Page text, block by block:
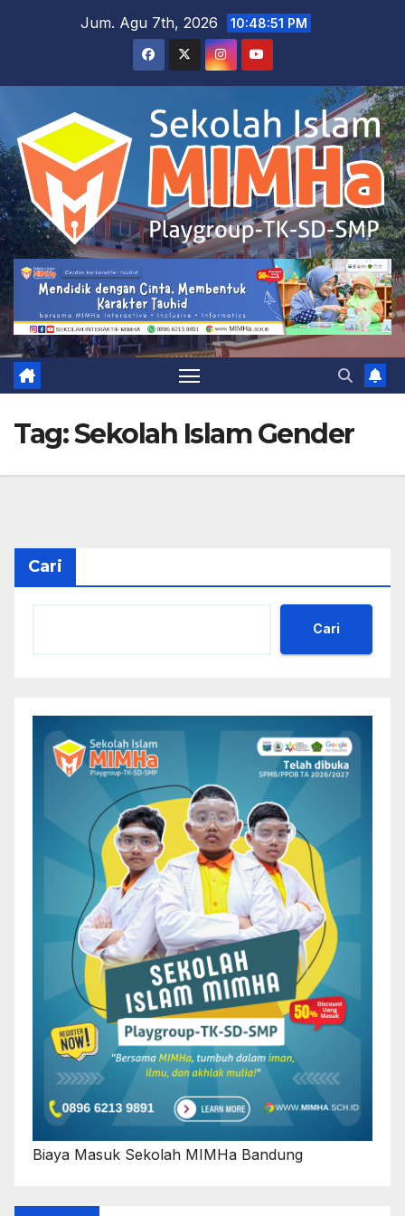
Jum. Agu 7th, 2026 10:48:52 PM
Tag:Sekolah Islam Gender
Cari
Cari
Biaya Masuk Sekolah MIMHa Bandung